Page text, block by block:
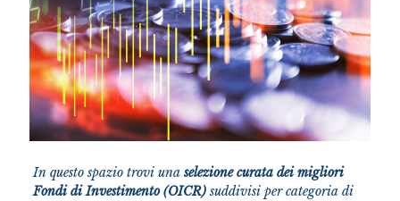
In questo spazio trovi unaselezione curata dei migliori
Fondi di Investimento (OICR)suddivisi per categoria di